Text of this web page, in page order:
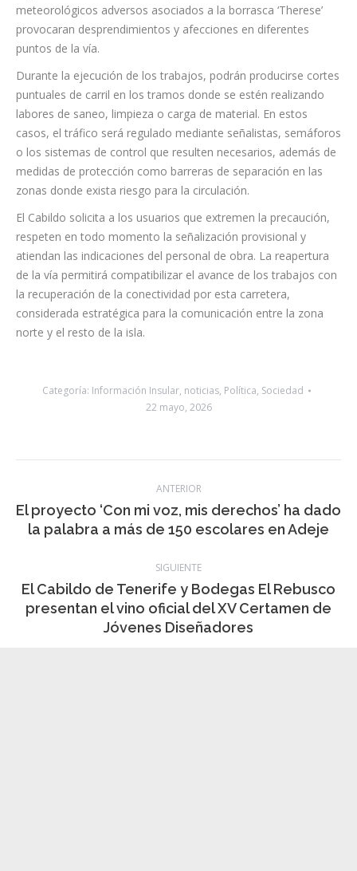
meteorológicos adversos asociados a la borrasca ‘Therese’
provocaran desprendimientos y afecciones en diferentes
puntos de la vía.
Durante la ejecución de los trabajos, podrán producirse cortes
puntuales de carril en los tramos donde se estén realizando
labores de saneo, limpieza o carga de material. En estos
casos, el tráfico será regulado mediante señalistas, semáforos
o los sistemas de control que resulten necesarios, además de
medidas de protección como barreras de separación en las
zonas donde exista riesgo para la circulación.
El Cabildo solicita a los usuarios que extremen la precaución,
respeten en todo momento la señalización provisional y
atiendan las indicaciones del personal de obra. La reapertura
de la vía permitirá compatibilizar el avance de los trabajos con
la recuperación de la conectividad por esta carretera,
considerada estratégica para la comunicación entre la zona
norte y el resto de la isla.
Categoría: Información Insular, noticias, Política, Sociedad
22 mayo, 2026
entre
publicaciones
ANTERIOR
Publicación
anterior:
El proyecto ‘Con mi voz, mis derechos’ ha dado
la palabra a más de 150 escolares en Adeje
SIGUIENTE
Publicación
siguiente:
El Cabildo de Tenerife y Bodegas El Rebusco
presentan el vino oficial del XV Certamen de
Jóvenes Diseñadores